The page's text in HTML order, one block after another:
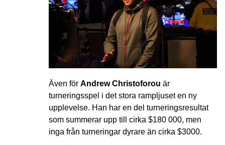
Även för Andrew Christoforou är
turneringsspel i det stora rampljuset en ny
upplevelse. Han har en del turneringsresultat
som summerar upp till cirka $180 000, men
inga från turneringar dyrare än cirka $3000.